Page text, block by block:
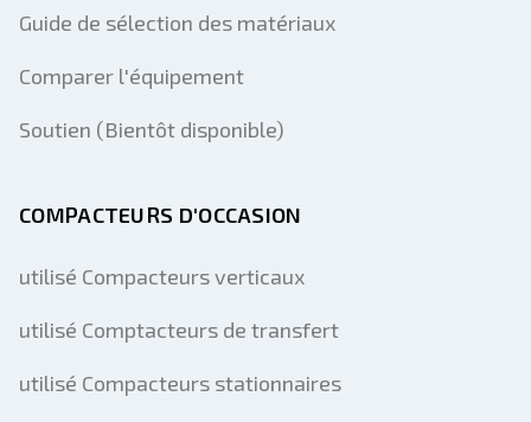
Guide de sélection des matériaux
Comparer l'équipement
Soutien (Bientôt disponible)
COMPACTEURS D'OCCASION
utilisé Compacteurs verticaux
utilisé Comptacteurs de transfert
utilisé Compacteurs stationnaires